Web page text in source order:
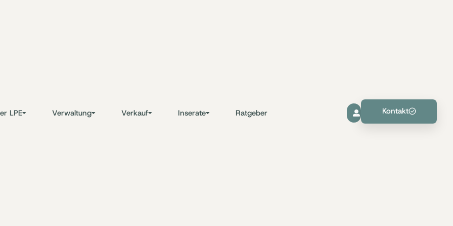
LPE Verwaltung Verkauf Inserate Ratgeber Kontakt